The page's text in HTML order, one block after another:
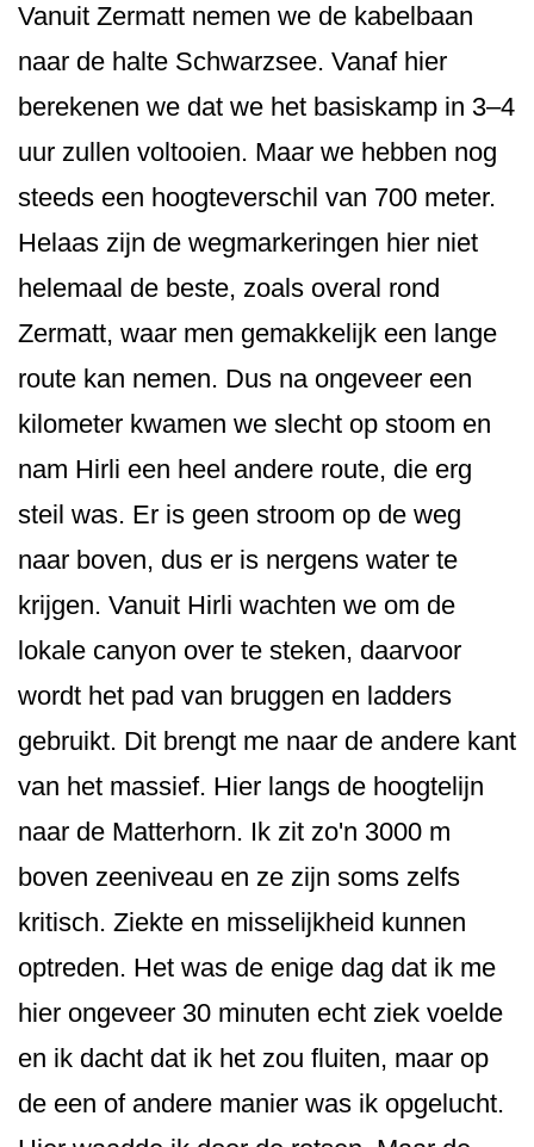
Vanuit Zermatt nemen we de kabelbaan
naar de halte Schwarzsee. Vanaf hier
berekenen we dat we het basiskamp in 3–4
uur zullen voltooien. Maar we hebben nog
steeds een hoogteverschil van 700 meter.
Helaas zijn de wegmarkeringen hier niet
helemaal de beste, zoals overal rond
Zermatt, waar men gemakkelijk een lange
route kan nemen. Dus na ongeveer een
kilometer kwamen we slecht op stoom en
nam Hirli een heel andere route, die erg
steil was. Er is geen stroom op de weg
naar boven, dus er is nergens water te
krijgen. Vanuit Hirli wachten we om de
lokale canyon over te steken, daarvoor
wordt het pad van bruggen en ladders
gebruikt. Dit brengt me naar de andere kant
van het massief. Hier langs de hoogtelijn
naar de Matterhorn. Ik zit zo'n 3000 m
boven zeeniveau en ze zijn soms zelfs
kritisch. Ziekte en misselijkheid kunnen
optreden. Het was de enige dag dat ik me
hier ongeveer 30 minuten echt ziek voelde
en ik dacht dat ik het zou fluiten, maar op
de een of andere manier was ik opgelucht.